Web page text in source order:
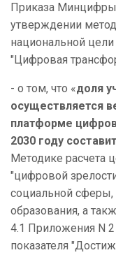
Приказа Минцифры
утверждении
национальной
"Цифровая
- о том, что «доля
осуществляется
платформе
2030 году
Методике расчета
"цифровой
социальной сферы,
образования, а
4.1 Приложения N
показателя